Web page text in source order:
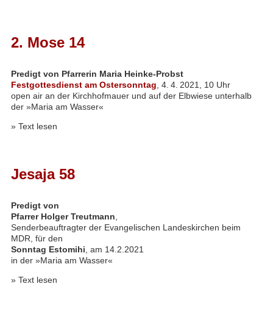
2. Mose 14
Predigt von Pfarrerin Maria Heinke-Probst
Festgottesdienst am Ostersonntag , 4. 4. 2021, 10 Uhr
open air an der Kirchhofmauer und auf der Elbwiese unterhalb
der »Maria am Wasser«
» Text lesen
Jesaja 58
Predigt von
Pfarrer Holger Treutmann
Senderbeauftragter der Evangelischen Landeskirchen beim
MDR , für den
Sonntag Estomihi , am 14.2.2021
in der »Maria am Wasser«
» Text lesen